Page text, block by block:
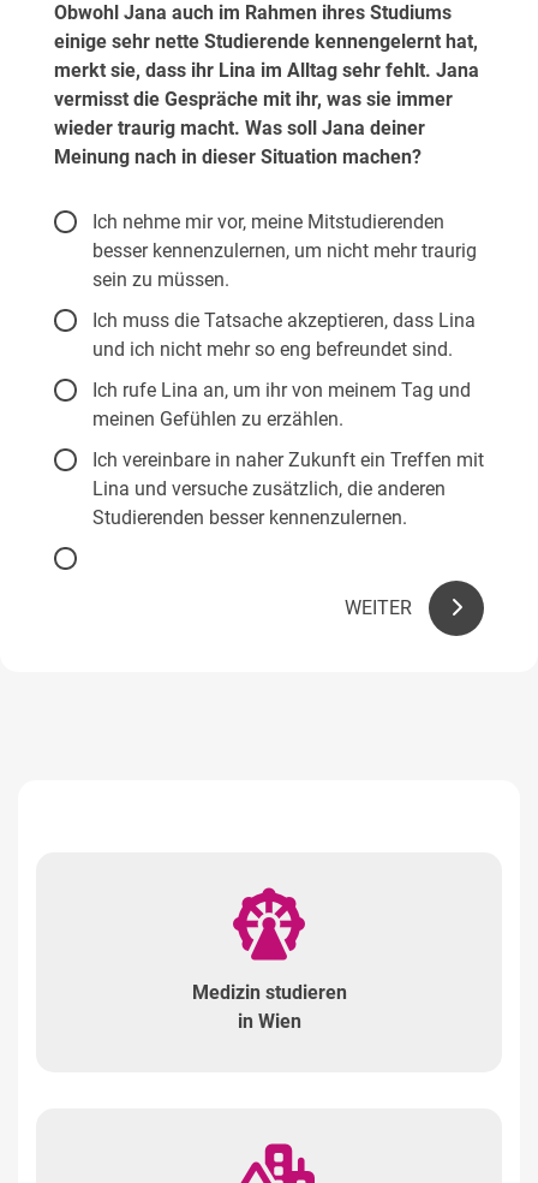
Obwohl Jana auch im Rahmen ihres Studiums
einige sehr nette Studierende kennengelernt hat,
merkt sie, dass ihr Lina im Alltag sehr fehlt. Jana
vermisst die Gespräche mit ihr, was sie immer
wieder traurig macht. Was soll Jana deiner
Meinung nach in dieser Situation machen?
Ich nehme mir vor, meine Mitstudierenden
besser kennenzulernen, um nicht mehr traurig
sein zu müssen.
Ich muss die Tatsache akzeptieren, dass Lina
und ich nicht mehr so eng befreundet sind.
Ich rufe Lina an, um ihr von meinem Tag und
meinen Gefühlen zu erzählen.
Ich vereinbare in naher Zukunft ein Treffen mit
Lina und versuche zusätzlich, die anderen
Studierenden besser kennenzulernen.
WEITER
Medizin studieren
in Wien